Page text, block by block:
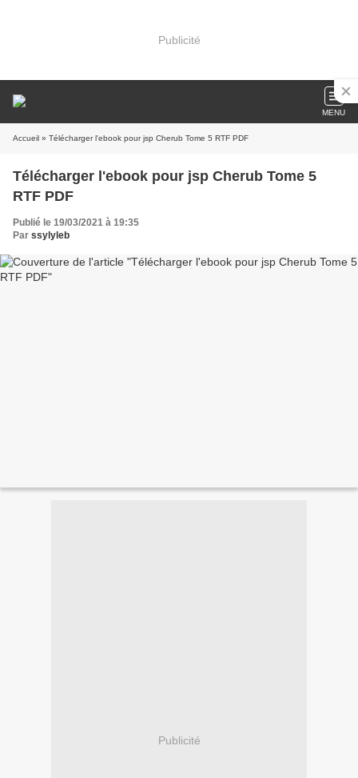
Publicité
MENU
Accueil » Télécharger l'ebook pour jsp Cherub Tome 5 RTF PDF
Télécharger l'ebook pour jsp Cherub Tome 5
RTF PDF
Publié le 19/03/2021 à 19:35
Par ssylyleb
Publicité